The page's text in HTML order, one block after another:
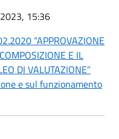
15:36
“APPROVAZIONE
E IL
DI VALUTAZIONE”
e sul funzionamento